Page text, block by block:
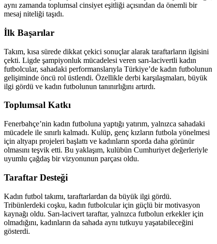
aynı zamanda toplumsal cinsiyet eşitliği açısından da önemli bir
mesaj niteliği taşıdı.
İlk Başarılar
Takım, kısa sürede dikkat çekici sonuçlar alarak taraftarların ilgisini
çekti. Ligde şampiyonluk mücadelesi veren sarı-lacivertli kadın
futbolcular, sahadaki performanslarıyla Türkiye’de kadın futbolunun
gelişiminde öncü rol üstlendi. Özellikle derbi karşılaşmaları, büyük
ilgi gördü ve kadın futbolunun tanınırlığını artırdı.
Toplumsal Katkı
Fenerbahçe’nin kadın futboluna yaptığı yatırım, yalnızca sahadaki
mücadele ile sınırlı kalmadı. Kulüp, genç kızların futbola yönelmesi
için altyapı projeleri başlattı ve kadınların sporda daha görünür
olmasını teşvik etti. Bu yaklaşım, kulübün Cumhuriyet değerleriyle
uyumlu çağdaş bir vizyonunun parçası oldu.
Taraftar Desteği
Kadın futbol takımı, taraftarlardan da büyük ilgi gördü.
Tribünlerdeki coşku, kadın futbolcular için güçlü bir motivasyon
kaynağı oldu. Sarı-lacivert taraftar, yalnızca futbolun erkekler için
olmadığını, kadınların da sahada aynı tutkuyu yaşatabileceğini
gösterdi.